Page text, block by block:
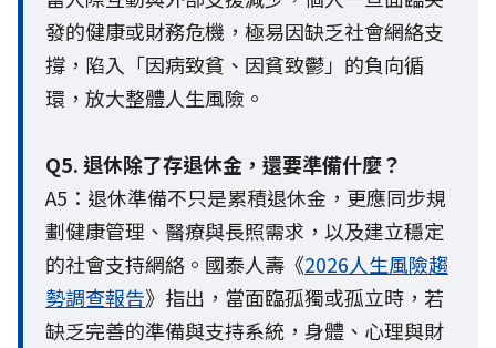
發的健康或財務危機，極易因缺乏社會網絡支
撐，陷入「因病致貧、因貧致鬱」的負向循
環，放大整體人生風險。
Q5. 退休除了存退休金，還要準備什麼？
A5：退休準備不只是累積退休金，更應同步規
劃健康管理、醫療與長照需求，以及建立穩定
的社會支持網絡。國泰人壽《2026人生風險趨
勢調查報告》指出，當面臨孤獨或孤立時，若
缺乏完善的準備與支持系統，身體、心理與財